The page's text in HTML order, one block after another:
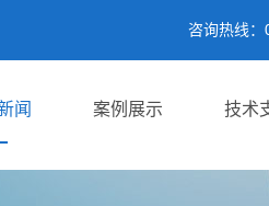
咨询热线
闻 案例展示 技术